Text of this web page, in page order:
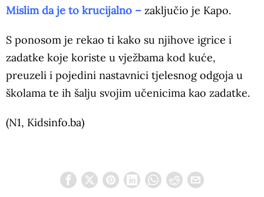
Mislim da je to krucijalno – zaključio je Kapo.
S ponosom je rekao ti kako su njihove igrice i
zadatke koje koriste u vježbama kod kuće,
preuzeli i pojedini nastavnici tjelesnog odgoja u
školama te ih šalju svojim učenicima kao zadatke.
(N1, Kidsinfo.ba)